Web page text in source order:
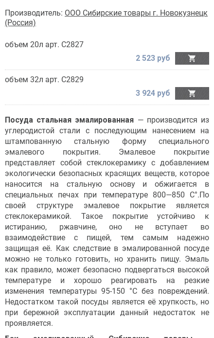
Производитель: ООО Сибирские товары г. Новокузнецк
(Россия)
объем 20л арт. С2827

2 523 руб
объем 32л арт. С2829

3 924 руб
Посуда стальная эмалированная — производится из
углеродистой стали с последующим нанесением на
штампованную стальную форму специального
эмалевого покрытия. Эмалевое покрытие
представляет собой стеклокерамику с добавлением
экологически безопасных красящих веществ, которое
наносится на стальную основу и обжигается в
специальных печах при температуре 800—850 С°.По
своей структуре эмалевое покрытие является
стеклокерамикой. Такое покрытие устойчиво к
истиранию, ржавчине, оно не вступает во
взаимодействие с пищей, тем самым надежно
защищая её. Как следствие в эмалированной посуде
можно не только готовить, но хранить пищу. Эмаль
как правило, может безопасно подвергаться высокой
температуре и хорошо реагировать на резкие
изменения температуры 95-150 °С без повреждений.
Недостатком такой посуды является её хрупкость, но
при бережной эксплуатации данный недостаток не
проявляется.